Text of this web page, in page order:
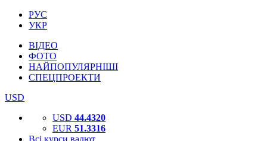
РУС
УКР
ВІДЕО
ФОТО
НАЙПОПУЛЯРНІШІ
СПЕЦПРОЕКТИ
USD
USD 44.4320
EUR 51.3316
Всі курси валют